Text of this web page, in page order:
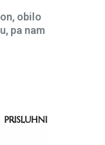
obilo
pa nam
PRISLUHNI